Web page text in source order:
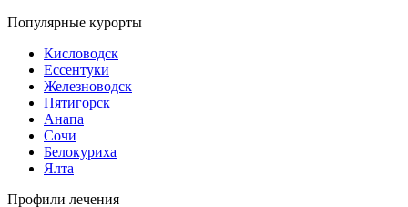
Популярные курорты
Кисловодск
Ессентуки
Железноводск
Пятигорск
Анапа
Сочи
Белокуриха
Ялта
Профили лечения